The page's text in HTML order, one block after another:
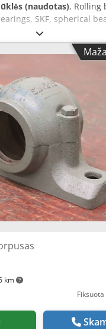
(naudotas), Rolling
SKF, spherical
axial cylindrical
SKF INA, GS
bearing / axial needle
-Type: GS81112
-Inner diameter: 62
available -Price: per
10 pcs €12 each -Carton
Rnwyepfx Adyef -
km